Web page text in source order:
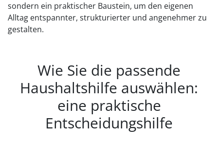
sondern ein praktischer Baustein, um den eigenen
Alltag entspannter, strukturierter und angenehmer zu
gestalten.
Wie Sie die passende
Haushaltshilfe auswählen:
eine praktische
Entscheidungshilfe